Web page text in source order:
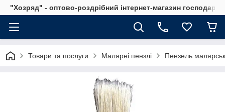
"Хозряд" - оптово-роздрібний інтернет-магазин
Товари та послуги Малярні пензлі Пензель